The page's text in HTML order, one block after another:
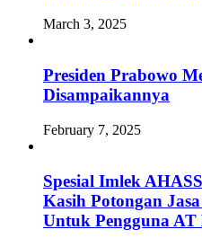
March 3, 2025
Presiden Prabowo
Disampaikannya
February 7, 2025
Spesial Imlek
Kasih Potongan
Untuk Pengguna AT